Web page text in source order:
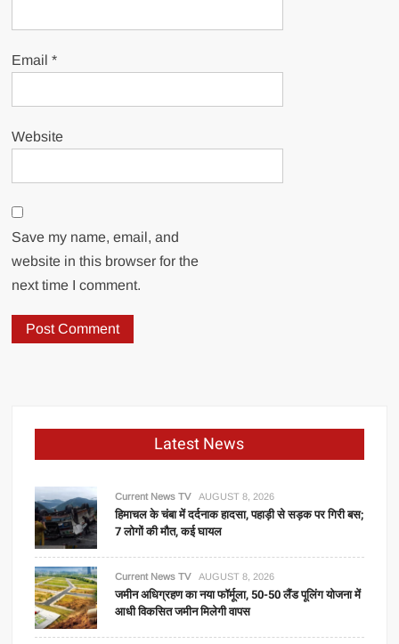
Email*
Website
Save my name, email, and
website in this browser for the
next time I comment.
Latest News
Current News TV AUGUST 8, 2026
हिमाचल के चंबा में दर्दनाक हादसा, पहाड़ी से सड़क पर गिरी बस;
7 लोगों की मौत, कई घायल
Current News TV AUGUST 8, 2026
जमीन अधिग्रहण का नया फॉर्मूला, 50-50 लैंड पूलिंग योजना में
आधी विकसित जमीन मिलेगी वापस